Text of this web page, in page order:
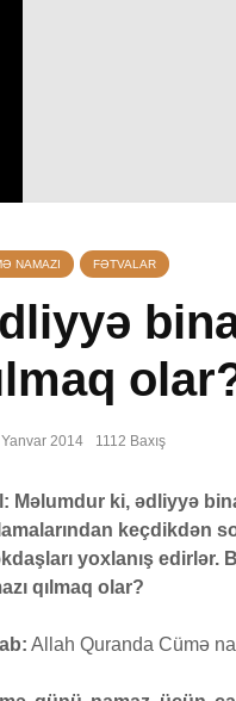
NAMAZI FƏTVALAR
2014 1112 Baxış
Məlumdur ki, ədliyyə
keçdikdən
yoxlanış edirlər.
qılmaq olar?
Allah Quranda Cümə
Qeyri-
müsəlmana
17 İyul 2026
30 Baxış
Səba surəsi